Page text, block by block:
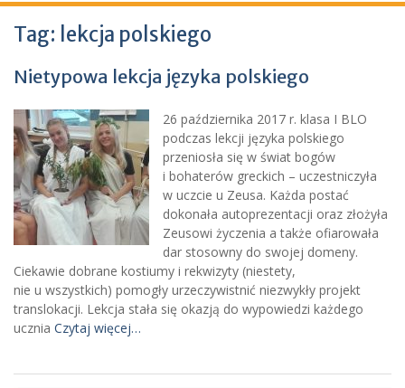
Tag: lekcja polskiego
Nietypowa lekcja języka polskiego
26 października 2017 r. klasa I BLO
podczas lekcji języka polskiego
przeniosła się w świat bogów
i bohaterów greckich – uczestniczyła
w uczcie u Zeusa. Każda postać
dokonała autoprezentacji oraz złożyła
Zeusowi życzenia a także ofiarowała
dar stosowny do swojej domeny.
Ciekawie dobrane kostiumy i rekwizyty (niestety,
nie u wszystkich) pomogły urzeczywistnić niezwykły projekt
translokacji. Lekcja stała się okazją do wypowiedzi każdego
ucznia Czytaj więcej…